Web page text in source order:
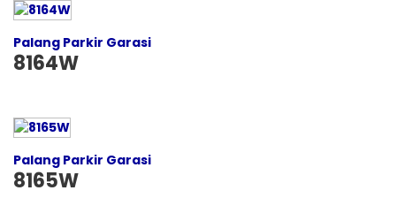
Palang Parkir Garasi
8164W
Palang Parkir Garasi
8165W